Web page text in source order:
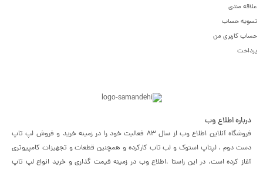
علاقه مندی
تسویه حساب
حساب کاربری من
پرداخت
درباره اطلاع وب
فروشگاه آنلاین اطلاع وب از سال 83 فعالیت خود را در زمینه خرید و فروش لپ تاپ
دست دوم ، لپتاپ استوک و لب تاب کارکرده و همچنین قطعات و تجهیزات کامپیوتری
آغاز کرده است. در این راستا ،‌اطلاع وب در زمینه قیمت گذاری و خرید انواع لپ تاپ